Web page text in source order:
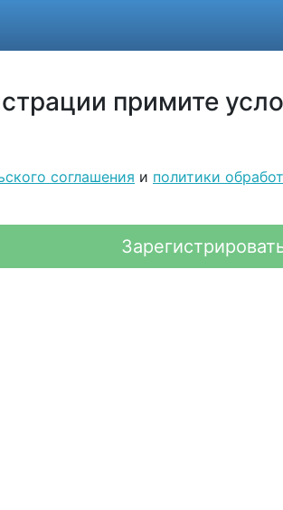
примите
соглашения и политики